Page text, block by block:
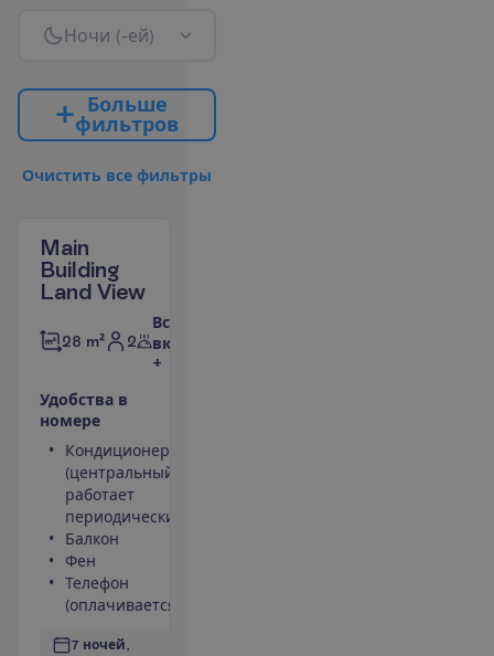
Ночи (-ей)
Больше
фильтров
Очистить все фильтры
Main
Building
Land View
28 m² 2
Все
включено
+
Удобства в
номере
Кондиционер
(центральный,
работает
периодически)
Балкон
Фен
Телефон
(оплачивается)
7 ночей,